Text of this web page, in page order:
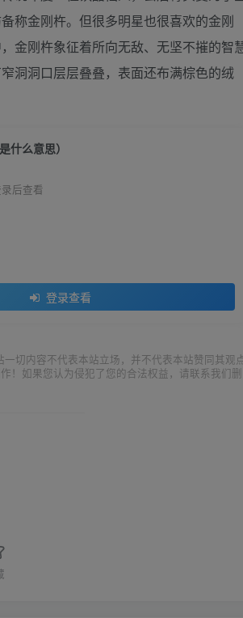
称金刚杵。但很多明星也很喜欢的金刚
金刚杵象征着所向无敌、无坚不摧的智
洞洞口层层叠叠，表面还布满棕色的绒
什么意思）
后查看
登录查看
切内容不代表本站立场，并不代表本站赞同其观
！如果您认为侵犯了您的合法权益，请联系我们删